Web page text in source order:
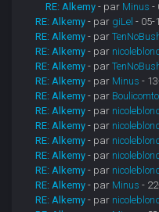
RE: Alkemy - par Minus -
RE: Alkemy - par giLel - 05-
RE: Alkemy - par
RE: Alkemy - par
RE: Alkemy - par
RE: Alkemy - par Minus -
RE: Alkemy - par
RE: Alkemy - par
RE: Alkemy - par
RE: Alkemy - par
RE: Alkemy - par
RE: Alkemy - par
RE: Alkemy - par Minus -
RE: Alkemy - par